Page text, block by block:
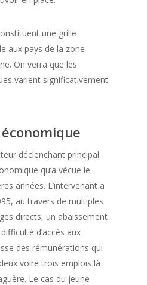
une grille
aux pays de la zone
On verra que les
varient significativement
déclenchant principal
qu’a vécue le
années. L’intervenant a
au travers de multiples
directs, un abaissement
d’accès aux
des rémunérations qui
voire trois emplois là
Le cas du jeune